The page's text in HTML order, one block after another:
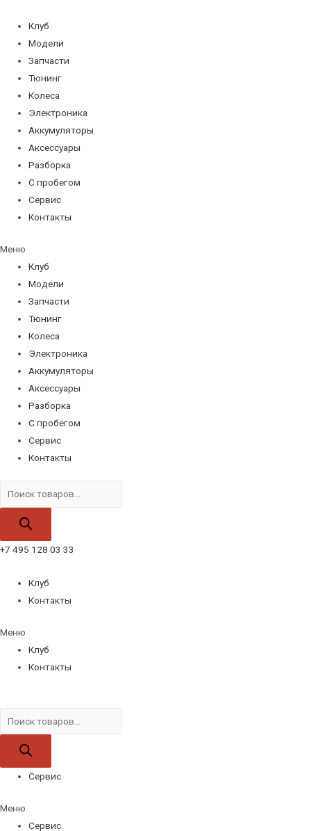
содержимому
Клуб
Модели
Запчасти
Тюнинг
Колеса
Электроника
Аккумуляторы
Аксессуары
Разборка
С пробегом
Сервис
Контакты
Меню
Клуб
Модели
Запчасти
Тюнинг
Колеса
Электроника
Аккумуляторы
Аксессуары
Разборка
С пробегом
Сервис
Контакты
товаров
+7 495 128 03 33
Клуб
Контакты
Меню
Клуб
Контакты
товаров
Сервис
Меню
Сервис